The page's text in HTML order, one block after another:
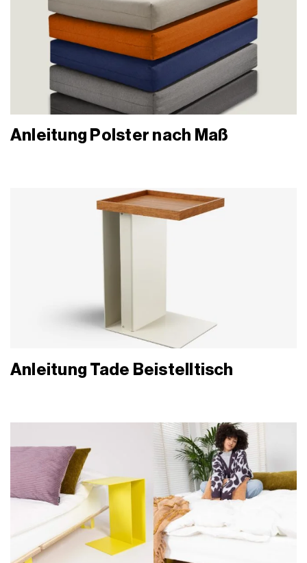
Anleitung Polster nach Maß
Anleitung Tade Beistelltisch